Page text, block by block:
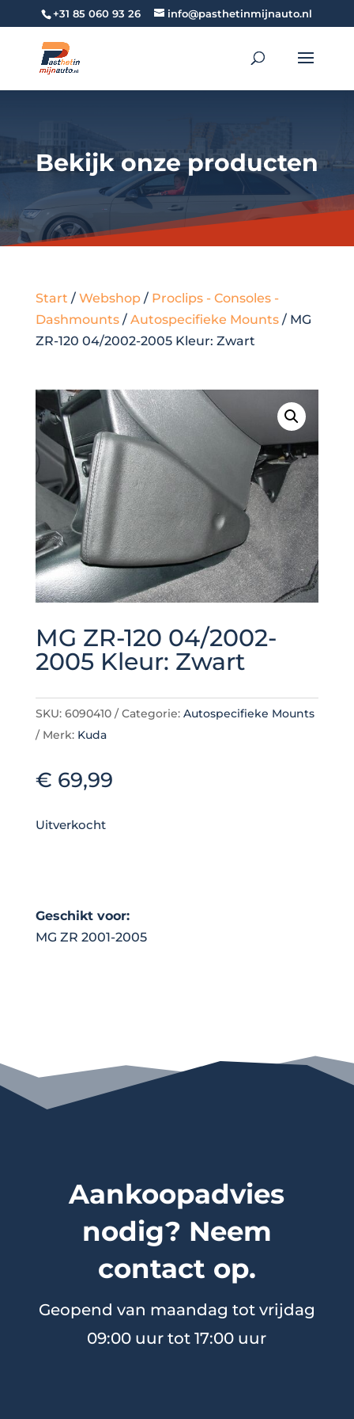
+31 85 060 93 26 info@pasthetinmijnauto.nl
Bekijk onze producten
Start / Webshop/ Proclips - Consoles -
Dashmounts/ Autospecifieke Mounts/ MG
ZR-120 04/2002-2005 Kleur: Zwart
MG ZR-120 04/2002-
2005 Kleur: Zwart
SKU: 6090410 Categorie: Autospecifieke Mounts
Merk: Kuda
€ 69,99
Uitverkocht
Geschikt voor:
MG ZR 2001-2005
Aankoopadvies
nodig? Neem
contact op.
Geopend van maandag tot vrijdag
09:00 uur tot 17:00 uur